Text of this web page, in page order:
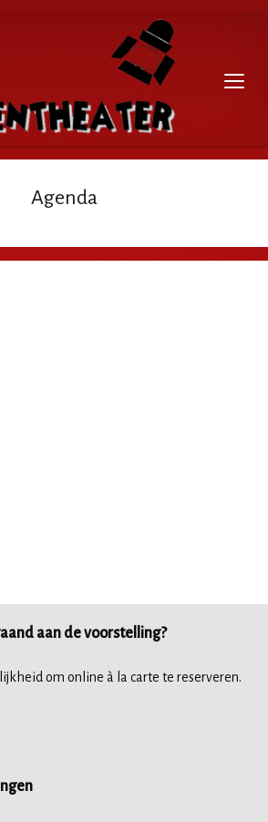
Agenda
aan de voorstelling?
om online à la carte te reserveren.